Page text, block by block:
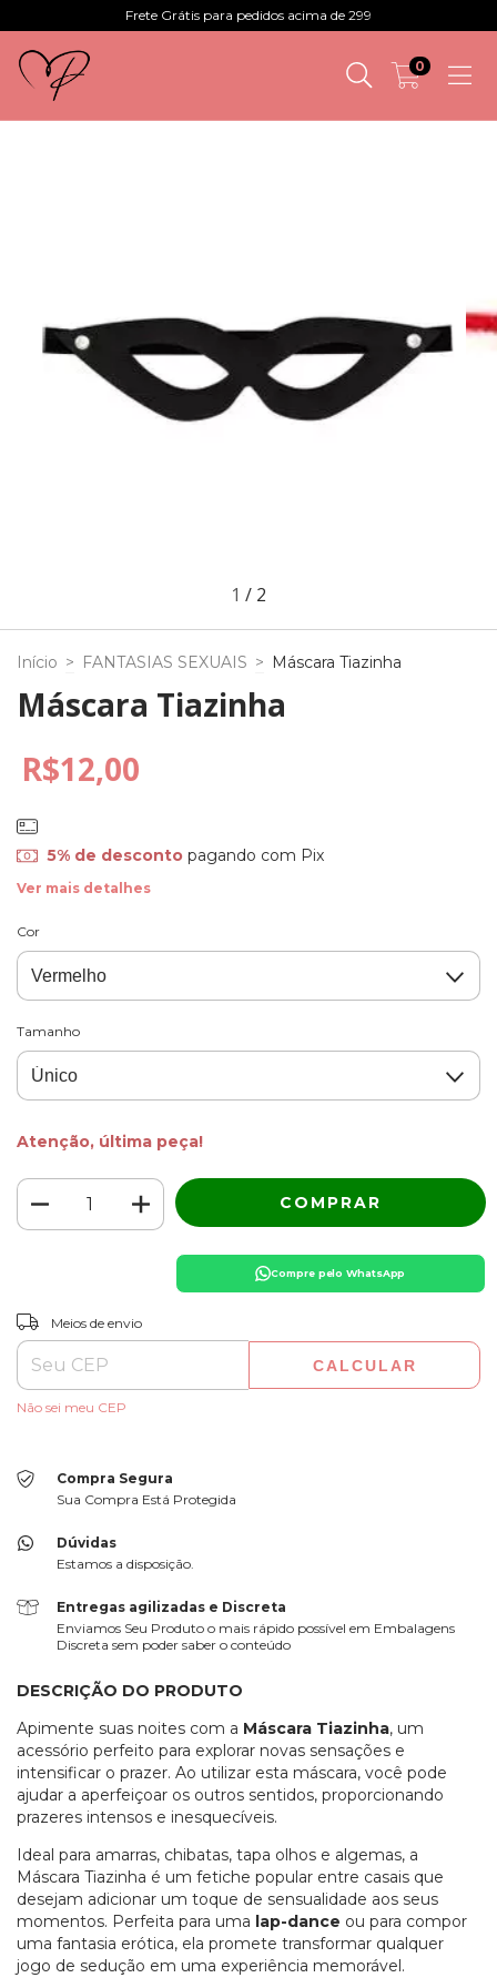
Frete Grátis para pedidos acima de 299
0
1 / 2
Início > FANTASIAS SEXUAIS > Máscara Tiazinha
Máscara Tiazinha
R$12,00
5% de descontopagando com Pix
Ver mais detalhes
Cor
Tamanho
Atenção, última peça!
Compre pelo WhatsApp
Entregas para o CEP:
Meios de envio
CALCULAR
Não sei meu CEP
Compra Segura
Sua Compra Está Protegida
Dúvidas
Estamos a disposição.
Entregas agilizadas e Discreta
Enviamos Seu Produto o mais rápido possível em Embalagens
Discreta sem poder saber o conteúdo
DESCRIÇÃO DO PRODUTO
Apimente suas noites com a Máscara Tiazinha, um
acessório perfeito para explorar novas sensações e
intensificar o prazer. Ao utilizar esta máscara, você pode
ajudar a aperfeiçoar os outros sentidos, proporcionando
prazeres intensos e inesquecíveis.
Ideal para amarras, chibatas, tapa olhos e algemas, a
Máscara Tiazinha é um fetiche popular entre casais que
desejam adicionar um toque de sensualidade aos seus
momentos. Perfeita para uma lap-dance ou para compor
uma fantasia erótica, ela promete transformar qualquer
jogo de sedução em uma experiência memorável.